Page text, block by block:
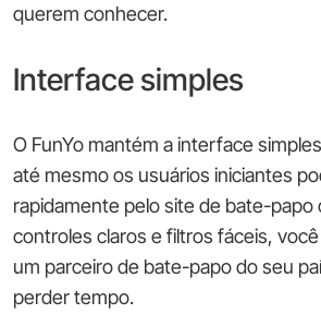
querem conhecer.
Interface simples
O FunYo mantém a interface
até mesmo os usuários iniciantes
rapidamente pelo site de bate-papo
controles claros e filtros fáceis,
um parceiro de bate-papo do seu
perder tempo.